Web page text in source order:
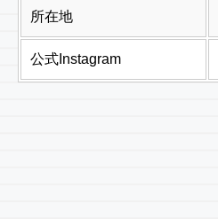
所在地
公式Instagram